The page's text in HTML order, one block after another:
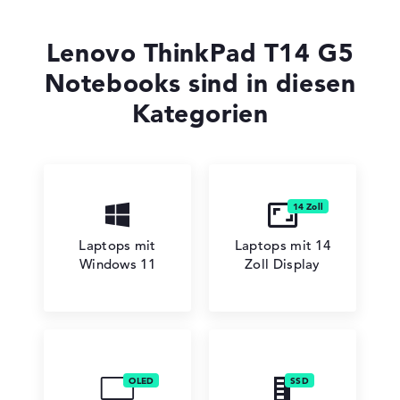
Lenovo Chromebook
Lenovo ThinkPad T14 G5
Notebooks sind in diesen
Kategorien
Laptops mit
Windows 11
Laptops mit 14
Zoll Display